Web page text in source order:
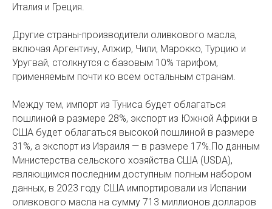
Италия и Греция.
Другие страны-производители оливкового масла,
включая Аргентину, Алжир, Чили, Марокко, Турцию и
Уругвай, столкнутся с базовым 10% тарифом,
применяемым почти ко всем остальным странам.
Между тем, импорт из Туниса будет облагаться
пошлиной в размере 28%, экспорт из Южной Африки в
США будет облагаться высокой пошлиной в размере
31%, а экспорт из Израиля — в размере 17%.По данным
Министерства сельского хозяйства США (USDA),
являющимся последним доступным полным набором
данных, в 2023 году США импортировали из Испании
оливкового масла на сумму 713 миллионов долларов